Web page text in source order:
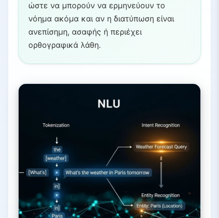
ώστε να μπορούν να ερμηνεύουν το
νόημα ακόμα και αν η διατύπωση είναι
ανεπίσημη, ασαφής ή περιέχει
ορθογραφικά λάθη.